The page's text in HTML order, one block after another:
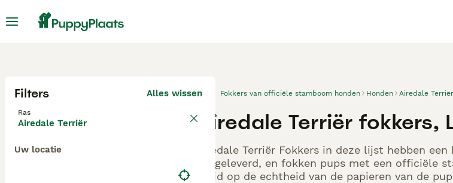
Filters Alles wissen
Ras
Airedale Terriër
Uw locatie
Fokkers van officiële stamboom honden Honden Airedale Terriër
Airedale Terriër fokkers,
Airedale Terriër Fokkers in deze lijst hebben
aangeleverd, en fokken pups met een officiële
altijd op de echtheid van de papieren van de